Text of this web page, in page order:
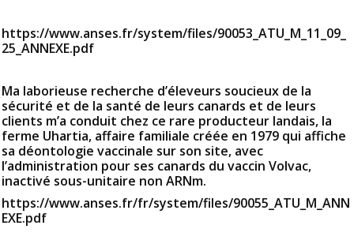
https://www.anses.fr/system/files/90053_ATU_M_11_09_
25_ANNEXE.pdf
Ma laborieuse recherche d’éleveurs soucieux de la
sécurité et de la santé de leurs canards et de leurs
clients m’a conduit chez ce rare producteur landais, la
ferme Uhartia, affaire familiale créée en 1979 qui affiche
sa déontologie vaccinale sur son site, avec
l’administration pour ses canards du vaccin Volvac,
inactivé sous-unitaire non ARNm.
https://www.anses.fr/fr/system/files/90055_ATU_M_ANN
EXE.pdf